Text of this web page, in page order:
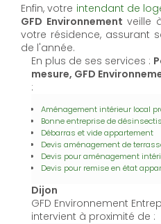
Enfin, votre intendant de
GFD Environnement veille
votre résidence, assurant
de l'année.
En plus de ses services :
mesure, GFD
:
Aménagement intérieur local
Bonne entreprise de
Débarras et vide appartement
Devis aménagement de
Devis pour aménagement
Devis pour remise en état
Dijon
GFD Environnement
intervient à proximité de :